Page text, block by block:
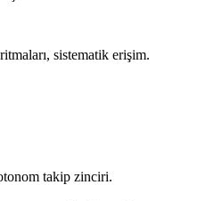
sistematik erişim.
takip zinciri.